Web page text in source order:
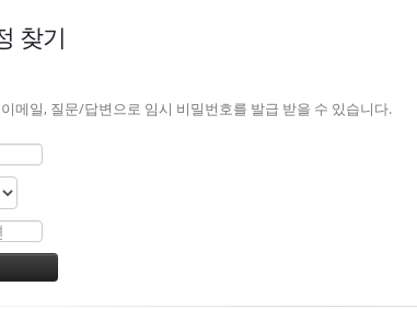
찾기
메일, 질문/답변으로 임시 비밀번호를 발급 받을 수 있습니다.